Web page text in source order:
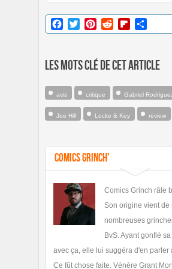
Facebook
TwitterPinterestRedditFlipboard
Les mots clé de cet article
avis critique Gabriel
Joe Hill Locke & Key review
Comics Grinch'
Comics Grinch râle
Son origine vient de
nombreuses
BvS. Ayant gonflé
avec ça, elle lui suggéra d'en parler
Ce fût chose faite. Vénère Grant